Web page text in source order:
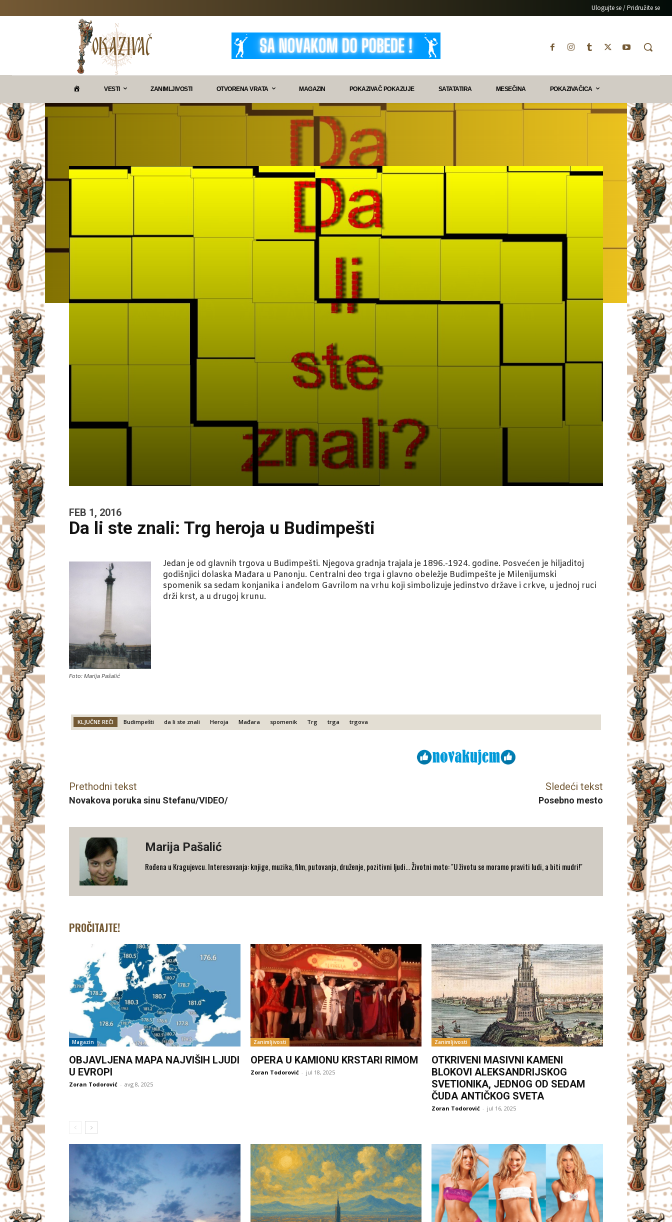
Ulogujte se / Pridružite se
O
A
VESTI ZANIMLJIVOSTI OTVORENA VRATA MAGAZIN POKAZIVAČ POKAZUJE SATATATIRA MESEČINA POKAZIVAČICA
FEB 1, 2016
Da li ste znali: Trg heroja u Budimpešti
Foto: Marija Pašalić
Jedan je od glavnih trgova u Budimpešti. Njegova gradnja trajala je 1896.-1924. godine. Posvećen je hiljaditoj
godišnjici dolaska Mađara u Panonju. Centralni deo trga i glavno obeležje Budimpešte je Milenijumski
spomenik sa sedam konjanika i anđelom Gavrilom na vrhu koji simbolizuje jedinstvo države i crkve, u jednoj ruci
drži krst, a u drugoj krunu.
KLJUČNE REČI Budimpešti da li ste znali Heroja Mađara spomenik Trg trga trgova
Prethodni tekst
Novakova poruka sinu Stefanu/VIDEO/
Sledeći tekst
Posebno mesto
Marija Pašalić
​Rođena u Kragujevcu. Interesovanja: knjige, muzika, film, putovanja, druženje, pozitivni ljudi... Životni moto: "U životu se moramo praviti ludi, a biti mudri!"
PROČITAJTE!
Magazin
OBJAVLJENA MAPA NAJVIŠIH LJUDI
U EVROPI
Zoran Todorović - avg 8, 2025
Zanimljivosti
OPERA U KAMIONU KRSTARI RIMOM
Zoran Todorović - jul 18, 2025
Zanimljivosti
OTKRIVENI MASIVNI KAMENI
BLOKOVI ALEKSANDRIJSKOG
SVETIONIKA, JEDNOG OD SEDAM
ČUDA ANTIČKOG SVETA
Zoran Todorović - jul 16, 2025